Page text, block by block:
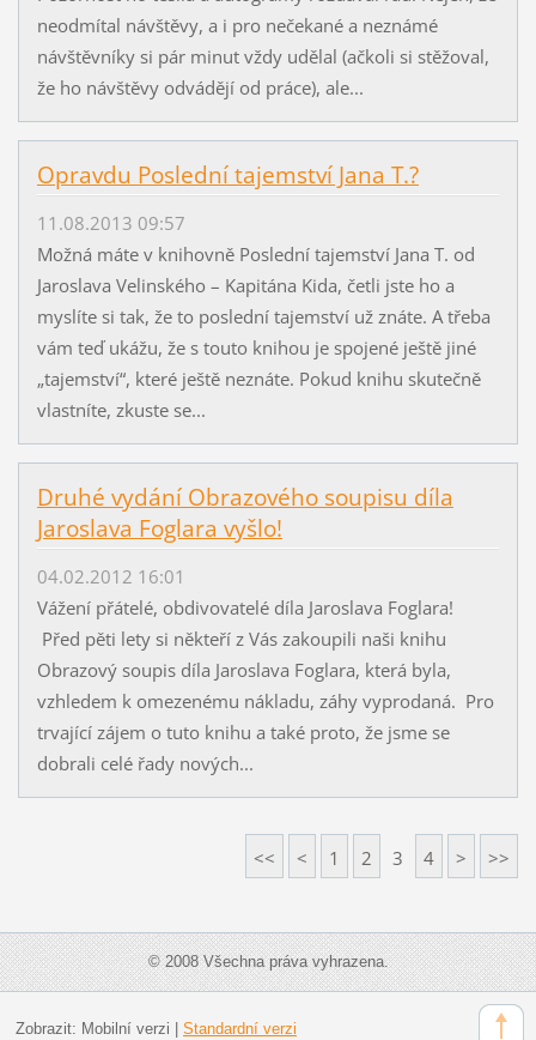
neodmítal návštěvy, a i pro nečekané a neznámé
návštěvníky si pár minut vždy udělal (ačkoli si stěžoval,
že ho návštěvy odvádějí od práce), ale...
Opravdu Poslední tajemství Jana T.?
11.08.2013 09:57
Možná máte v knihovně Poslední tajemství Jana T. od
Jaroslava Velinského – Kapitána Kida, četli jste ho a
myslíte si tak, že to poslední tajemství už znáte. A třeba
vám teď ukážu, že s touto knihou je spojené ještě jiné
„tajemství“, které ještě neznáte. Pokud knihu skutečně
vlastníte, zkuste se...
Druhé vydání Obrazového soupisu díla
Jaroslava Foglara vyšlo!
04.02.2012 16:01
Vážení přátelé, obdivovatelé díla Jaroslava Foglara!
Před pěti lety si někteří z Vás zakoupili naši knihu
Obrazový soupis díla Jaroslava Foglara, která byla,
vzhledem k omezenému nákladu, záhy vyprodaná. Pro
trvající zájem o tuto knihu a také proto, že jsme se
dobrali celé řady nových...
<< < 1 2 3 4 > >>
© 2008 Všechna práva vyhrazena.
Zobrazit: Mobilní verzi | Standardní verzi